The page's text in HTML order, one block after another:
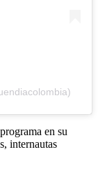
en su
internautas